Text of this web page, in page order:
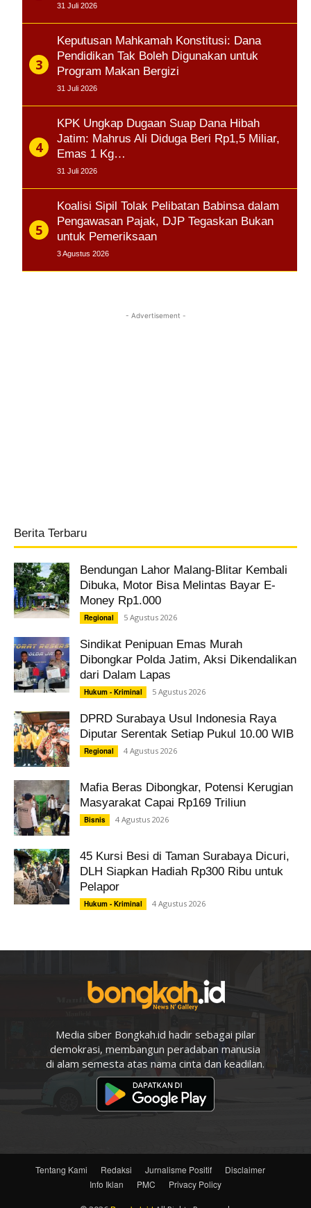
31 Juli 2026
Keputusan Mahkamah Konstitusi: Dana
Pendidikan Tak Boleh Digunakan untuk
Program Makan Bergizi
31 Juli 2026
KPK Ungkap Dugaan Suap Dana Hibah
Jatim: Mahrus Ali Diduga Beri Rp1,5 Miliar,
Emas 1 Kg…
31 Juli 2026
Koalisi Sipil Tolak Pelibatan Babinsa dalam
Pengawasan Pajak, DJP Tegaskan Bukan
untuk Pemeriksaan
3 Agustus 2026
- Advertisement -
Berita Terbaru
Bendungan Lahor Malang-Blitar Kembali
Dibuka, Motor Bisa Melintas Bayar E-
Money Rp1.000
Regional 5 Agustus 2026
Sindikat Penipuan Emas Murah
Dibongkar Polda Jatim, Aksi Dikendalikan
dari Dalam Lapas
Hukum - Kriminal 5 Agustus 2026
DPRD Surabaya Usul Indonesia Raya
Diputar Serentak Setiap Pukul 10.00 WIB
Regional 4 Agustus 2026
Mafia Beras Dibongkar, Potensi Kerugian
Masyarakat Capai Rp169 Triliun
Bisnis 4 Agustus 2026
45 Kursi Besi di Taman Surabaya Dicuri,
DLH Siapkan Hadiah Rp300 Ribu untuk
Pelapor
Hukum - Kriminal 4 Agustus 2026
Media siber Bongkah.id hadir sebagai pilar
demokrasi, membangun peradaban manusia
di alam semesta atas nama cinta dan keadilan.
Tentang Kami Redaksi Jurnalisme Positif
Disclaimer
Info Iklan
PMC Privacy Policy